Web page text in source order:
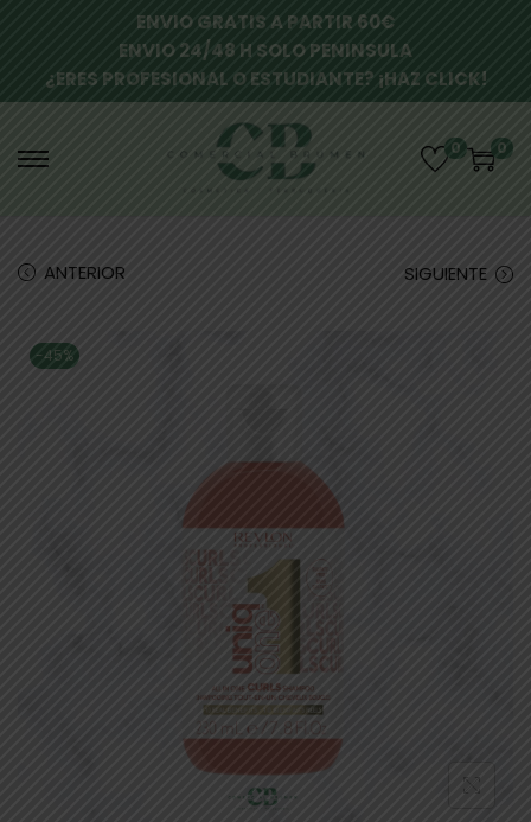
ENVIO GRATIS A PARTIR 60€
ENVIO 24/48 H SOLO PENINSULA
¿ERES PROFESIONAL O ESTUDIANTE? ¡HAZ CLICK!
0 0
ANTERIOR SIGUIENTE
-45%